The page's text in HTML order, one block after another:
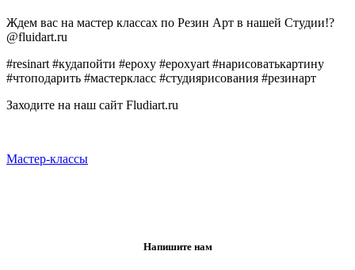
Ждем вас на мастер классах по Резин Арт в нашей Студии!?
@fluidart.ru
#resinart #кудапойти #epoxy #epoxyart #нарисоватькартину
#чтоподарить #мастеркласс #студиярисования #резинарт
Заходите на наш сайт Fludiart.ru
Мастер-классы
Напишите нам